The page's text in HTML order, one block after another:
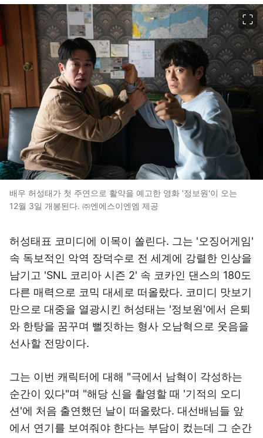
배우 허성태가 첫 주연으로 활약을 예고한 영화 '정보원'이 오는
12월 3일 개봉된다. ㈜엔에스이엔엠 제공
허성태표 코미디에 이목이 쏠린다. 그는 '오징어게임'
속 독보적인 악역 장덕수로 전 세계에 강렬한 인상을
남기고 'SNL 코리아 시즌 2' 속 코카인 댄스의 180도
다른 매력으로 코믹 대세로 떠올랐다. 코미디 맛보기
만으로 대중을 열광시킨 허성태는 '정보원'에서 은퇴
와 한탕을 꿈꾸며 뻘짓하는 형사 오남혁으로 웃음을
선사할 전망이다.
그는 이번 캐릭터에 대해 "극에서 남혁이 각성하는
순간이 있다"며 "해당 신을 촬영할 때 '기적의 오디
션'에 처음 출연했던 날이 떠올랐다. 대선배님들 앞
에서 연기를 보여줘야 한다는 부담이 컸는데 그 순간